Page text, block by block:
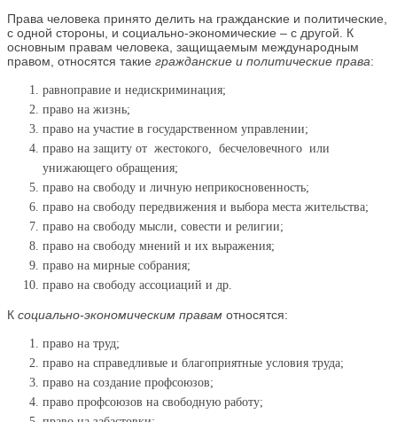
Права человека принято делить на гражданские и политические,
с одной стороны, и социально-экономические – с другой. К
основным правам человека, защищаемым международным
правом, относятся такие гражданские и политические права:
равноправие и недискриминация;
право на жизнь;
право на участие в государственном управлении;
право на защиту от жестокого, бесчеловечного или
унижающего обращения;
право на свободу и личную неприкосновенность;
право на свободу передвижения и выбора места жительства;
право на свободу мысли, совести и религии;
право на свободу мнений и их выражения;
право на мирные собрания;
право на свободу ассоциаций и др.
К социально-экономическим правам относятся:
право на труд;
право на справедливые и благоприятные условия труда;
право на создание профсоюзов;
право профсоюзов на свободную работу;